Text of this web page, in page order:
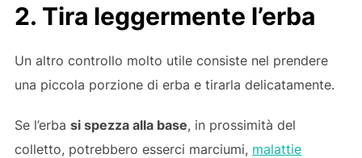
2. Tira leggermente l’erba
Un altro controllo molto utile consiste nel prendere
una piccola porzione di erba e tirarla delicatamente.
Se l’erba si spezza alla base, in prossimità del
colletto, potrebbero esserci marciumi, malattie